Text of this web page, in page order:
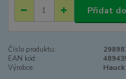
Přidat
Číslo produktu:
EAN kód:
Výrobce:
Hauck